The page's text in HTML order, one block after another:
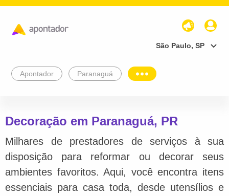
São Paulo, SP
Apontador Paranaguá
Decoração em Paranaguá, PR
Milhares de prestadores de serviços à sua
disposição para reformar ou decorar seus
ambientes favoritos. Aqui, você encontra itens
essenciais para casa toda, desde utensílios e